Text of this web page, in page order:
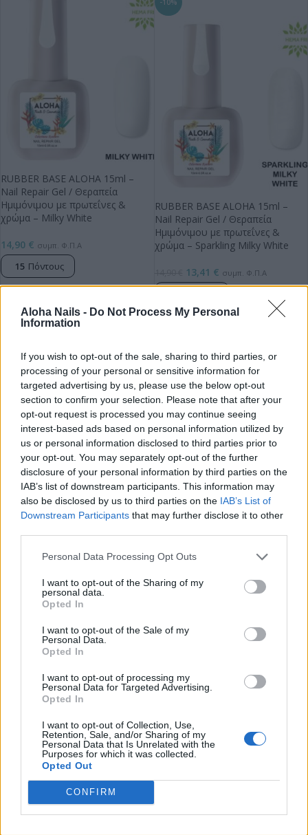
Aloha Nails - Do Not Process My Personal
Information
If you wish to opt-out of the sale, sharing to third parties, or
processing of your personal or sensitive information for
targeted advertising by us, please use the below opt-out
section to confirm your selection. Please note that after your
opt-out request is processed you may continue seeing
interest-based ads based on personal information utilized by
us or personal information disclosed to third parties prior to
your opt-out. You may separately opt-out of the further
disclosure of your personal information by third parties on the
IAB’s list of downstream participants. This information may
also be disclosed by us to third parties on the IAB’s List of
Downstream Participants that may further disclose it to other
Personal Data Processing Opt Outs
I want to opt-out of the Sharing of my
personal data.
Opted In
I want to opt-out of the Sale of my
Personal Data.
Opted In
I want to opt-out of processing my
Personal Data for Targeted Advertising.
Opted In
I want to opt-out of Collection, Use,
Retention, Sale, and/or Sharing of my
Personal Data that Is Unrelated with the
Purposes for which it was collected.
Opted Out
CONFIRM
RUBBER BASE ALOHA 15ml –
Nail Repair Gel / Θεραπεία
Ημιμόνιμου με πρωτεΐνες &
χρώμα – Milky White
14,90 € συμπ. Φ.Π.Α
15 Πόντους
ΠΡΟΣΘΗΚΗ ΣΤΟ ΚΑΛΑΘΙ
-10%
RUBBER BASE ALOHA 15ml –
Nail Repair Gel / Θεραπεία
Ημιμόνιμου με πρωτεΐνες &
χρώμα – Sparkling Milky White
13,41 € συμπ. Φ.Π.Α
ΠΡΟΣΘΗΚΗ ΣΤΟ ΚΑΛΑΘΙ
RUBBER BASE ALOHA 15ml –
Ημιμόνιμου με πρωτεΐνες &
χρώμα – Light Pink
Πόντους
ΠΡΟΣΘΗΚΗ ΣΤΟ ΚΑΛΑΘΙ
RUBBER BASE ALOHA 15ml –
Nail Repair Gel / Θεραπεία
14 Πόντους
ΠΡΟΣΘΗΚΗ ΣΤΟ ΚΑΛΑΘΙ